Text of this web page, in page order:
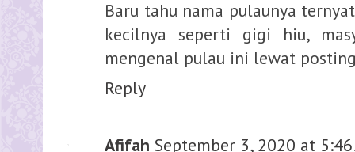
Baru tahu nama pulaunya
kecilnya seperti gigi hiu,
mengenal pulau ini lewat
Reply
Afifah September 3, 2020 at 5:46